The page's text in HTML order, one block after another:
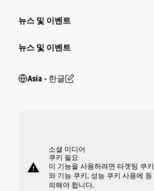
뉴스 및 이벤트
뉴스 및 이벤트
Asia - 한글
warning
소셜 미디어
쿠키 필요
이 기능을 사용하려면 타겟팅 쿠키
와 기능 쿠키, 성능 쿠키 사용에 동
의해야 합니다.